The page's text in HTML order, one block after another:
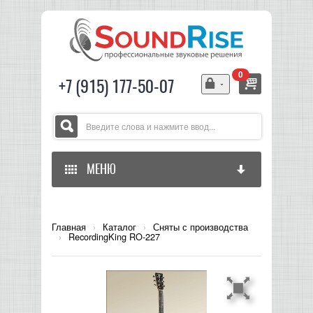
+7 (915) 177-50-07
0
МЕНЮ
ЗВУКОВОЕ ОБОРУДОВАНИЕ
МИКШЕРЫ АНАЛОГОВЫЕ
СВЕТОВОЕ ОБОРУДОВАНИЕ
Главная › Каталог › Сняты с производства
› RecordingKing RO-227